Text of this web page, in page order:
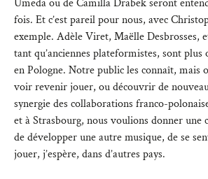
fois. Et c’est pareil pour nous, avec
exemple. Adèle Viret, Maëlle Desbrosses,
tant qu’anciennes plateformistes, sont
en Pologne. Notre public les connaît, mais
voir revenir jouer, ou découvrir de
synergie des collaborations franco-
et à Strasbourg, nous voulions donner une
de développer une autre musique, de se
jouer, j’espère, dans d’autres pays.